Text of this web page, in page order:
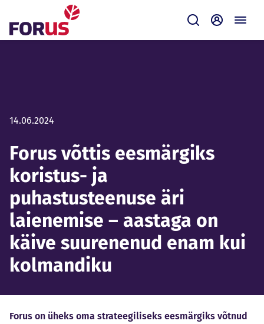
Saada
14.06.2024
Forus võttis eesmärgiks
koristus- ja
puhastusteenuse äri
laienemise – aastaga on
käive suurenenud enam kui
kolmandiku
Forus on üheks oma strateegiliseks eesmärgiks võtnud